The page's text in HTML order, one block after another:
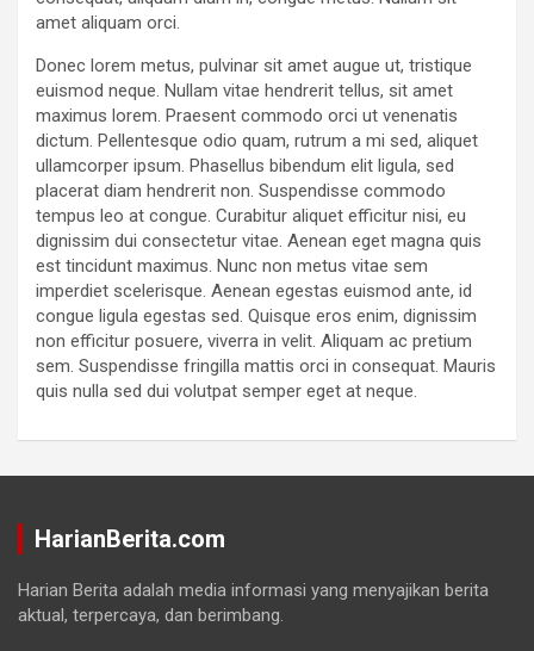
amet aliquam orci.
Donec lorem metus, pulvinar sit amet augue ut, tristique
euismod neque. Nullam vitae hendrerit tellus, sit amet
maximus lorem. Praesent commodo orci ut venenatis
dictum. Pellentesque odio quam, rutrum a mi sed, aliquet
ullamcorper ipsum. Phasellus bibendum elit ligula, sed
placerat diam hendrerit non. Suspendisse commodo
tempus leo at congue. Curabitur aliquet efficitur nisi, eu
dignissim dui consectetur vitae. Aenean eget magna quis
est tincidunt maximus. Nunc non metus vitae sem
imperdiet scelerisque. Aenean egestas euismod ante, id
congue ligula egestas sed. Quisque eros enim, dignissim
non efficitur posuere, viverra in velit. Aliquam ac pretium
sem. Suspendisse fringilla mattis orci in consequat. Mauris
quis nulla sed dui volutpat semper eget at neque.
HarianBerita.com
Harian Berita adalah media informasi yang menyajikan berita
aktual, terpercaya, dan berimbang.